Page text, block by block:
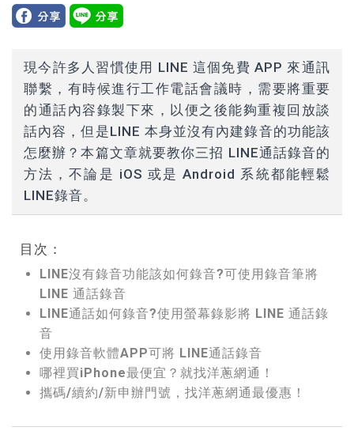
現今許多人習慣使用 LINE 這個免費 APP 來通訊
聯繫，有時候進行工作電話會議時，需要將重要
的通話內容錄製下來，以便之後能夠重複回放談
話內容，但是LINE 本身並沒有內建錄音的功能該
怎麼辦？本篇文章就要教你三招 LINE通話錄音的
方法，不論是 iOS 或是 Android 系統都能輕鬆
LINE錄音。
目次：
LINE沒有錄音功能該如何錄音?可使用錄音筆將
LINE 通話錄音
LINE通話如何錄音?使用螢幕錄影將 LINE 通話錄
音
使用錄音軟體APP可將 LINE通話錄音
哪裡買iPhone最便宜？就找洋蔥網通！
攜碼/續約/新申辦門號，找洋蔥網通最優惠！